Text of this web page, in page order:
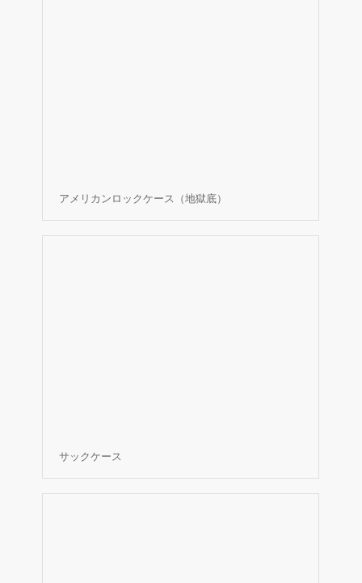
アメリカンロックケース（地獄底）
サックケース